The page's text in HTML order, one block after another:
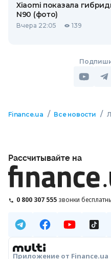
Xiaomi показала
N90 (фото)
Вчера 22:05 139
Finance.ua / Все новости /
Рассчитывайте на
0 800 307 555 звонки
Приложение от Finance.ua